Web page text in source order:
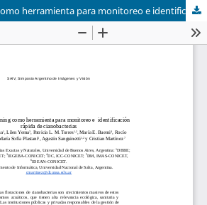
Machine Learning como herramienta para monitoreo e identificación rápida de cianobacterias